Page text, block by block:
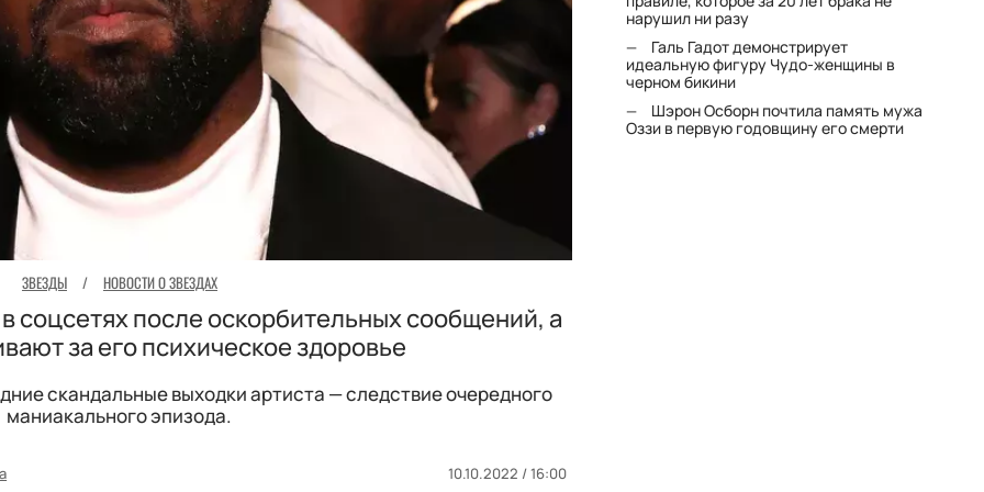
ЗВЕЗДЫ / НОВОСТИ О ЗВЕЗДАХ
соцсетях после оскорбительных сообщений, а
за его психическое здоровье
скандальные выходки артиста — следствие очередного
маниакального эпизода.
10.10.2022 / 16:00
нарушил ни разу
Галь Гадот демонстрирует
идеальную фигуру Чудо-женщины в
черном бикини
Шэрон Осборн почтила память мужа
Оззи в первую годовщину его смерти